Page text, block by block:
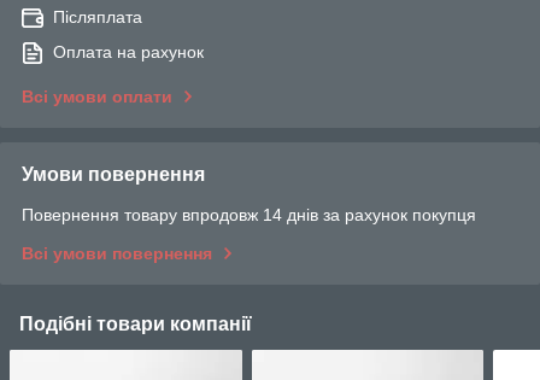
Післяплата
Оплата на рахунок
Всі умови оплати
Умови повернення
Повернення товару впродовж 14 днів за рахунок покупця
Всі умови повернення
Подібні товари компанії